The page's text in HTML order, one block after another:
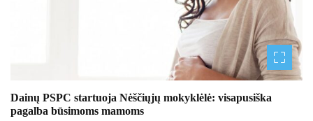
t
Dainų PSPC startuoja Nėščiųjų mokyklėlė: visapusiška
pagalba būsimoms mamoms